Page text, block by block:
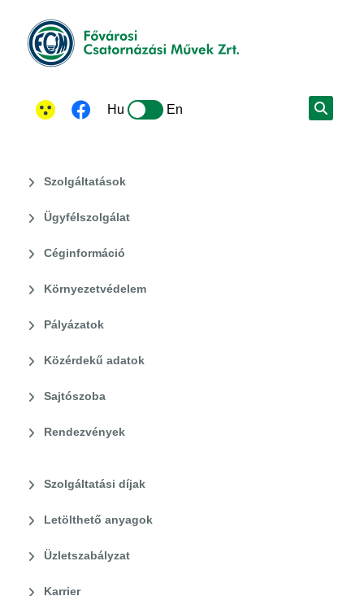
Hu En
Szolgáltatások
Ügyfélszolgálat
Céginformáció
Környezetvédelem
Pályázatok
Közérdekű adatok
Sajtószoba
Rendezvények
Szolgáltatási díjak
Letölthető anyagok
Üzletszabályzat
Karrier